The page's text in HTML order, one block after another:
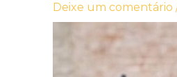
Deixe um comentário